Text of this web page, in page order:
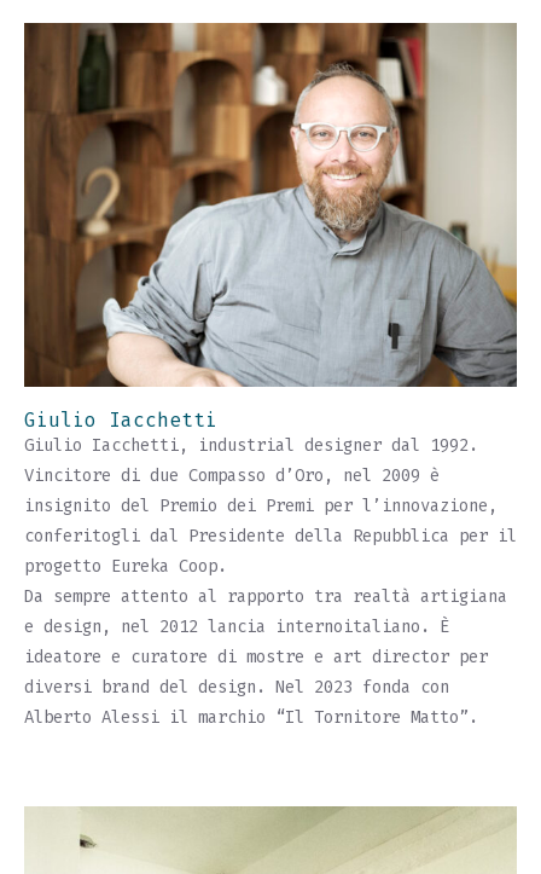
Giulio Iacchetti
Giulio Iacchetti, industrial designer dal 1992.
Vincitore di due Compasso d’Oro, nel 2009 è
insignito del Premio dei Premi per l’innovazione,
conferitogli dal Presidente della Repubblica per il
progetto Eureka Coop.
Da sempre attento al rapporto tra realtà artigiana
e design, nel 2012 lancia internoitaliano. È
ideatore e curatore di mostre e art director per
diversi brand del design. Nel 2023 fonda con
Alberto Alessi il marchio “Il Tornitore Matto”.